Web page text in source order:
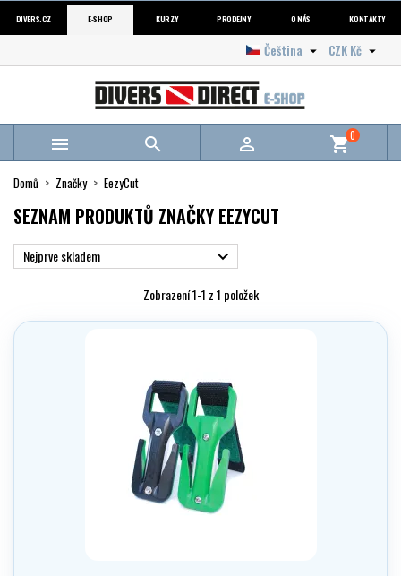
DIVERS.CZ E-SHOP KURZY PRODEJNY O NÁS KONTAKTY
CZK Kč 
Čeština 
   shopping_cart0
Domů Značky EezyCut
SEZNAM PRODUKTŮ ZNAČKY EEZYCUT
Nejprve skladem 
Zobrazení 1-1 z 1 položek